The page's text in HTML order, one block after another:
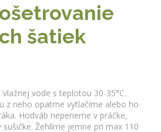
šatiek
vode s teplotou 30-35°C.
z neho opatrne vytlačíme alebo ho
Hodváb neperieme v práčke,
Žehlíme jemne pri max 110